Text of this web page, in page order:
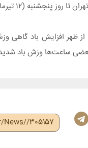
از پنجشنبه شب کاهش نسبی دما پیش‌بینی می‌شود.
و گرد و خاک با حداقل دمای ۲۷ و
News//305157